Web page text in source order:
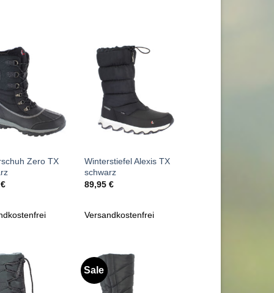
Wunschliste
hinzufügen
Zero TX
€
Wunschliste
hinzufügen
Winterstiefel Alexis TX
schwarz
89,95€
Versandkostenfrei
Wunschliste
hinzufügen
Sale
hinzufügen